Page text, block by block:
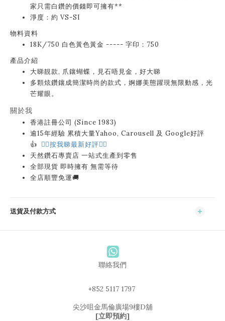
家只需白鑽的價錢即可擁有**
淨度：約 VS-SI
物料資料
18K/750 白色黃色黃金 ----- 字印：750
產品介紹
大睇靚款, 爪鑲蝴蝶，見石唔見金，好大睇
多顆炫鑽鑲成簡潔時尚的款式，婀娜美態躍現無限動感，光
芒耀眼。
關於我
香港註冊公司 (Since 1983)
逾15年經驗 累積大量Yahoo, Carousell 及 Google好評
👍 👉🏻按我睇最新好評👈🏻
天然鑽石專賣店 一站式生產到零售
全部現貨 即時擁有 無需等待
全店順豐免運🚚
送貨及付款方式
聯絡我們
+852 5117 1797
尖沙咀金馬倫廣場9樓D舖
[立即預約]